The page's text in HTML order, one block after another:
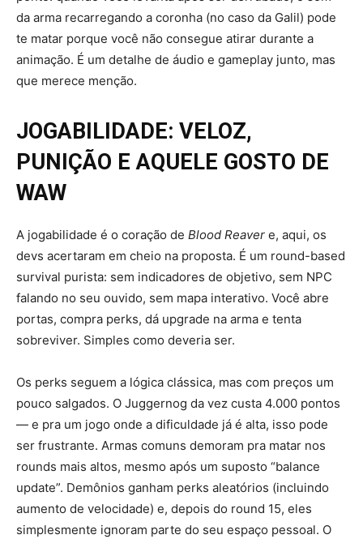
da arma recarregando a coronha (no caso da Galil) pode
te matar porque você não consegue atirar durante a
animação. É um detalhe de áudio e gameplay junto, mas
que merece menção.
JOGABILIDADE: VELOZ,
PUNIÇÃO E AQUELE GOSTO DE
WAW
A jogabilidade é o coração de Blood Reaver e, aqui, os
devs acertaram em cheio na proposta. É um round-based
survival purista: sem indicadores de objetivo, sem NPC
falando no seu ouvido, sem mapa interativo. Você abre
portas, compra perks, dá upgrade na arma e tenta
sobreviver. Simples como deveria ser.
Os perks seguem a lógica clássica, mas com preços um
pouco salgados. O Juggernog da vez custa 4.000 pontos
— e pra um jogo onde a dificuldade já é alta, isso pode
ser frustrante. Armas comuns demoram pra matar nos
rounds mais altos, mesmo após um suposto “balance
update”. Demônios ganham perks aleatórios (incluindo
aumento de velocidade) e, depois do round 15, eles
simplesmente ignoram parte do seu espaço pessoal. O